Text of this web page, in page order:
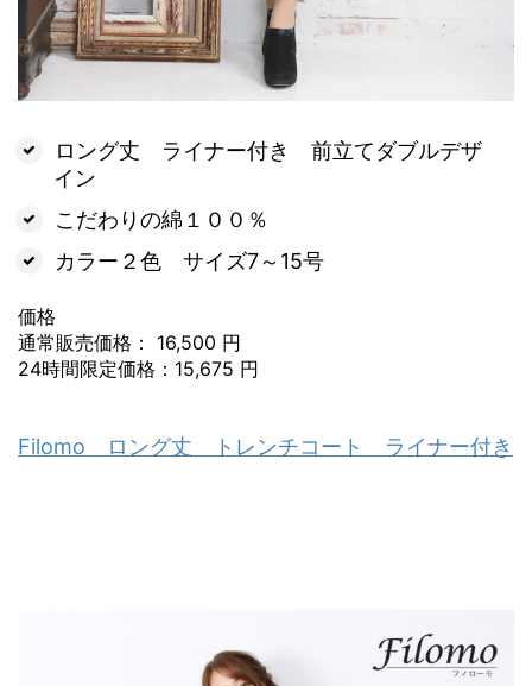
ロング丈 ライナー付き 前立てダブルデザ
イン
こだわりの綿１００％
カラー２色 サイズ7～15号
価格
通常販売価格： 16,500 円
24時間限定価格：15,675 円
Filomo ロング丈 トレンチコート ライナー付き